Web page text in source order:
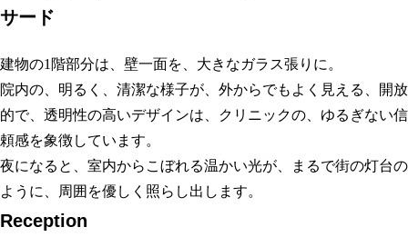
サード
建物の1階部分は、壁一面を、大きなガラス張りに。
院内の、明るく、清潔な様子が、外からでもよく見える、開放
的で、透明性の高いデザインは、クリニックの、ゆるぎない信
頼感を象徴しています。
夜になると、室内からこぼれる温かい光が、まるで街の灯台の
ように、周囲を優しく照らし出します。
Reception